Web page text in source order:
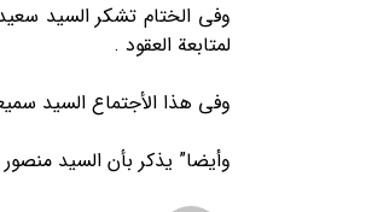
وفي الختام تشکر السید
لمتابعة العقود .
وفي هذا الأجتماع السید
وأیضا” یذکر بأن السید منصور